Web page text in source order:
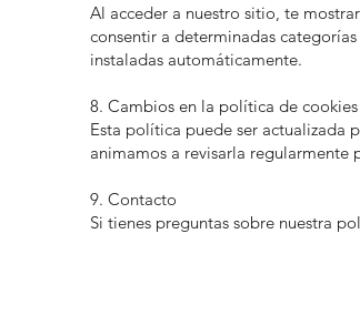
Al acceder a nuestro sitio, te
consentir a determinadas
instaladas automáticamente.
8. Cambios en la política de cookies
Esta política puede ser actualizada
animamos a revisarla regularmente
9. Contacto
Si tienes preguntas sobre nuestra